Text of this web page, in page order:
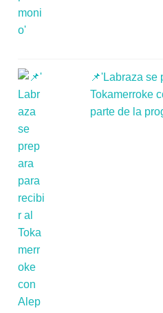
📌'Labraza se
Tokamerroke
parte de la